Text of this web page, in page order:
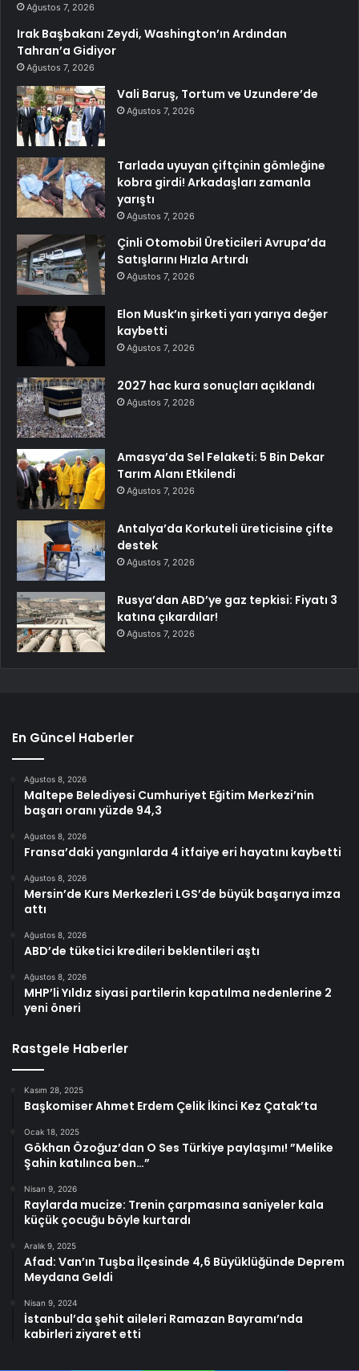
Ağustos 7, 2026
Irak Başbakanı Zeydi, Washington’ın Ardından
Tahran’a Gidiyor
Ağustos 7, 2026
Vali Baruş, Tortum ve Uzundere’de
Ağustos 7, 2026
Tarlada uyuyan çiftçinin gömleğine
kobra girdi! Arkadaşları zamanla
yarıştı
Ağustos 7, 2026
Çinli Otomobil Üreticileri Avrupa’da
Satışlarını Hızla Artırdı
Ağustos 7, 2026
Elon Musk’ın şirketi yarı yarıya değer
kaybetti
Ağustos 7, 2026
2027 hac kura sonuçları açıklandı
Ağustos 7, 2026
Amasya’da Sel Felaketi: 5 Bin Dekar
Tarım Alanı Etkilendi
Ağustos 7, 2026
Antalya’da Korkuteli üreticisine çifte
destek
Ağustos 7, 2026
Rusya’dan ABD’ye gaz tepkisi: Fiyatı 3
katına çıkardılar!
Ağustos 7, 2026
En Güncel Haberler
Ağustos 8, 2026
Maltepe Belediyesi Cumhuriyet Eğitim Merkezi’nin
başarı oranı yüzde 94,3
Ağustos 8, 2026
Fransa’daki yangınlarda 4 itfaiye eri hayatını kaybetti
Ağustos 8, 2026
Mersin’de Kurs Merkezleri LGS’de büyük başarıya imza
attı
Ağustos 8, 2026
ABD’de tüketici kredileri beklentileri aştı
Ağustos 8, 2026
MHP’li Yıldız siyasi partilerin kapatılma nedenlerine 2
yeni öneri
Rastgele Haberler
Kasım 28, 2025
Başkomiser Ahmet Erdem Çelik İkinci Kez Çatak’ta
Ocak 18, 2025
Gökhan Özoğuz’dan O Ses Türkiye paylaşımı! ”Melike
Şahin katılınca ben…”
Nisan 9, 2026
Raylarda mucize: Trenin çarpmasına saniyeler kala
küçük çocuğu böyle kurtardı
Aralık 9, 2025
Afad: Van’ın Tuşba İlçesinde 4,6 Büyüklüğünde Deprem
Meydana Geldi
Nisan 9, 2024
İstanbul’da şehit aileleri Ramazan Bayramı’nda
kabirleri ziyaret etti